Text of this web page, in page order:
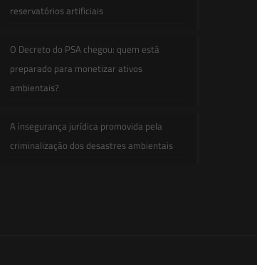
reservatórios artificiais
O Decreto do PSA chegou: quem está
preparado para monetizar ativos
ambientais?
A insegurança jurídica promovida pela
criminalização dos desastres ambientais